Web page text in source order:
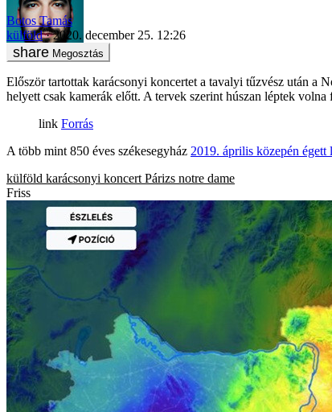
Botos Tamás
külföld
2020. december 25. 12:26
Megosztás
Először tartottak karácsonyi koncertet a tavalyi tűzvész után a
helyett csak kamerák előtt. A tervek szerint húszan léptek
Forrás
A több mint 850 éves székesegyház 2019. április közepén égett
külföld karácsonyi koncert Párizs notre dame
Friss